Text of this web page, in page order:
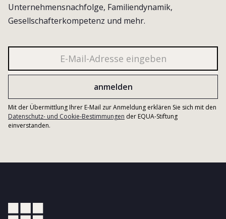
Unternehmensnachfolge, Familiendynamik,
Gesellschafterkompetenz und mehr.
Mit der Übermittlung Ihrer E-Mail zur Anmeldung erklären Sie sich mit den
Datenschutz- und Cookie-Bestimmungen der EQUA-Stiftung
einverstanden.